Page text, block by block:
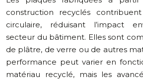
construction recyclés
circulaire, réduisant l’impact
secteur du bâtiment. Elles sont
de plâtre, de verre ou de autres
performance peut varier en
matériau recyclé, mais les